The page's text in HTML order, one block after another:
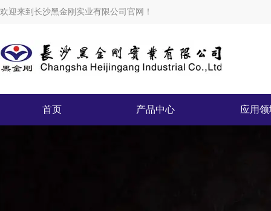
欢迎来到长沙黑金刚实业有限公司官网！
首页 产品中心 应用领